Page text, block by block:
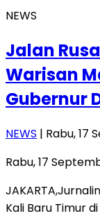
NEWS
Jalan
Warisan
Gubernur
NEWS | Rabu, 17
Rabu, 17
Kali Baru Timur